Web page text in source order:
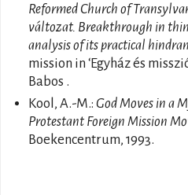
Reformed Church of
változat. Breakthrough in
analysis of its practical
mission in ‘Egyház és
Babos .
Kool, A.-M.: God Moves in a
Protestant Foreign Mission
Boekencentrum, 1993.